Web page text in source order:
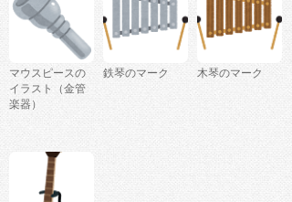
マウスピースの
イラスト（金管
楽器）
鉄琴のマーク 木琴のマーク